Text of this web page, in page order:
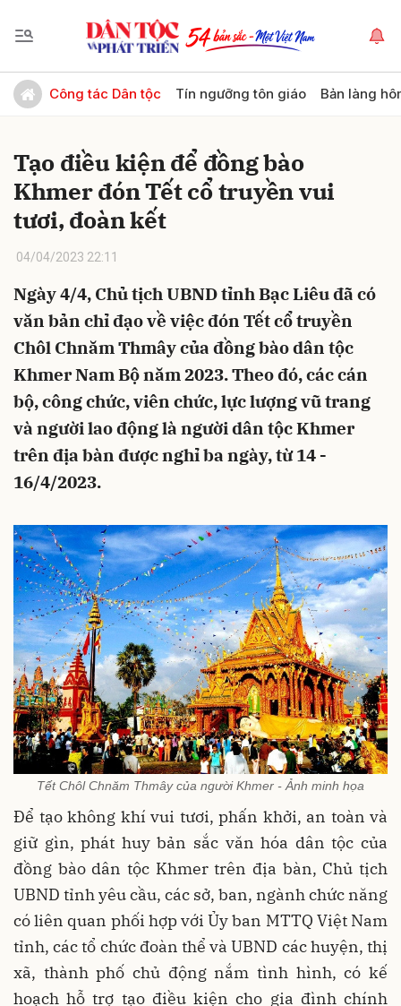
Công tác Dân tộc Tín ngưỡng tôn giáo Bản làng
Tạo điều kiện để đồng bào
Khmer đón Tết cổ truyền vui
tươi, đoàn kết
04/04/2023 22:11
Ngày 4/4, Chủ tịch UBND tỉnh Bạc Liêu đã có
văn bản chỉ đạo về việc đón Tết cổ truyền
Chôl Chnăm Thmây của đồng bào dân tộc
Khmer Nam Bộ năm 2023. Theo đó, các cán
bộ, công chức, viên chức, lực lượng vũ trang
và người lao động là người dân tộc Khmer
trên địa bàn được nghỉ ba ngày, từ 14 -
16/4/2023.
Tết Chôl Chnăm Thmây của người Khmer - Ảnh minh họa
Để tạo không khí vui tươi, phấn khởi, an toàn và
giữ gìn, phát huy bản sắc văn hóa dân tộc của
đồng bào dân tộc Khmer trên địa bàn, Chủ tịch
UBND tỉnh yêu cầu, các sở, ban, ngành chức năng
có liên quan phối hợp với Ủy ban MTTQ Việt Nam
tỉnh, các tổ chức đoàn thể và UBND các huyện, thị
xã, thành phố chủ động nắm tình hình, có kế
hoạch hỗ trợ tạo điều kiện cho gia đình chính
Gửi bình luận